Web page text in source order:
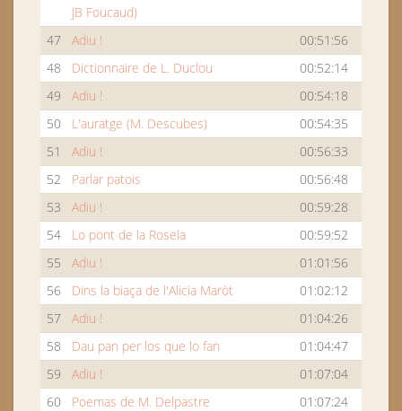
JB Foucaud)
47
Adiu !
00:51:56
48
Dictionnaire de L. Duclou
00:52:14
49
Adiu !
00:54:18
50
L'auratge (M. Descubes)
00:54:35
51
Adiu !
00:56:33
52
Parlar patois
00:56:48
53
Adiu !
00:59:28
54
Lo pont de la Rosela
00:59:52
55
Adiu !
01:01:56
56
Dins la biaça de l'Alicia Maròt
01:02:12
57
Adiu !
01:04:26
58
Dau pan per los que lo fan
01:04:47
59
Adiu !
01:07:04
60
Poemas de M. Delpastre
01:07:24